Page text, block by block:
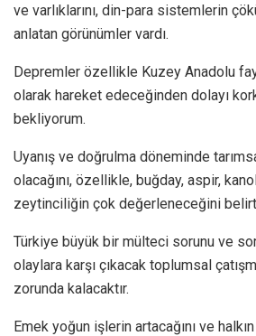
ve varlıklarını, din-para sistemlerin
anlatan görünümler vardı.
Depremler özellikle Kuzey Anadolu
olarak hareket edeceğinden dolayı
bekliyorum.
Uyanış ve doğrulma döneminde
olacağını, özellikle, buğday, aspir,
zeytinciliğin çok değerleneceğini
Türkiye büyük bir mülteci sorunu ve
olaylara karşı çıkacak toplumsal
zorunda kalacaktır.
Emek yoğun işlerin artacağını ve